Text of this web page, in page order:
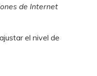
de Internet
el nivel de